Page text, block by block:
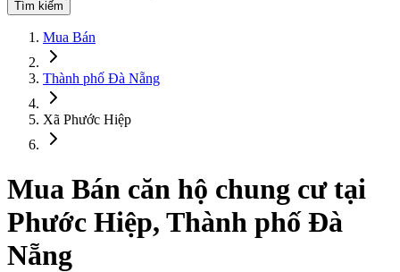
Tìm kiếm
Mua Bán
Thành phố Đà Nẵng
Xã Phước Hiệp
Mua Bán căn hộ chung cư tại
Phước Hiệp, Thành phố Đà
Nẵng